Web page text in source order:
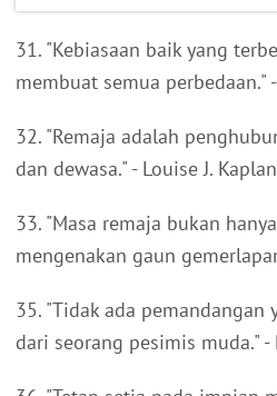
31. "Kebiasaan baik yang
membuat semua perbedaan."
32. "Remaja adalah
dan dewasa." - Louise J. Kaplan
33. "Masa remaja bukan
mengenakan gaun
35. "Tidak ada
dari seorang pesimis muda." -